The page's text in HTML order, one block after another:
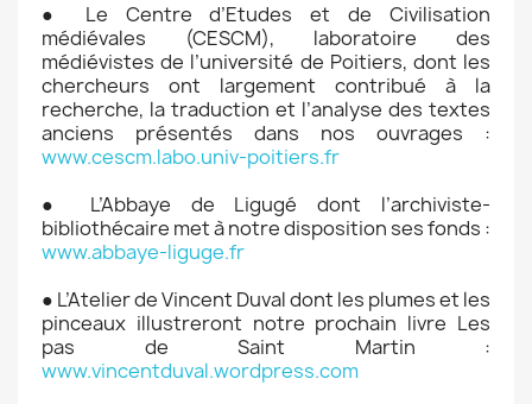
● Le Centre d’Etudes et de Civilisation
médiévales (CESCM), laboratoire des
médiévistes de l’université de Poitiers, dont les
chercheurs ont largement contribué à la
recherche, la traduction et l’analyse des textes
anciens présentés dans nos ouvrages :
www.cescm.labo.univ-poitiers.fr
● L’Abbaye de Ligugé dont l’archiviste-
bibliothécaire met à notre disposition ses fonds :
www.abbaye-liguge.fr
● L’Atelier de Vincent Duval dont les plumes et les
pinceaux illustreront notre prochain livre Les
pas de Saint Martin :
www.vincentduval.wordpress.com